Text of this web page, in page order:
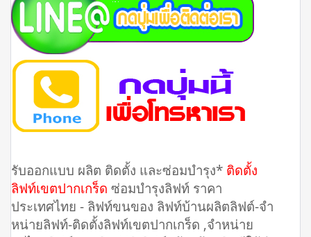
รับออกแบบ ผลิต ติดตั้ง และซ่อมบำรุง* ติดตั้ง
ลิฟท์เขตปากเกร็ด ซ่อมบำรุงลิฟท์ ราคา
ประเทศไทย - ลิฟท์ขนของ ลิฟท์บ้านผลิตลิฟต์-จำ
หน่ายลิฟท์-ติดตั้งลิฟท์เขตปากเกร็ด ,จำหน่าย